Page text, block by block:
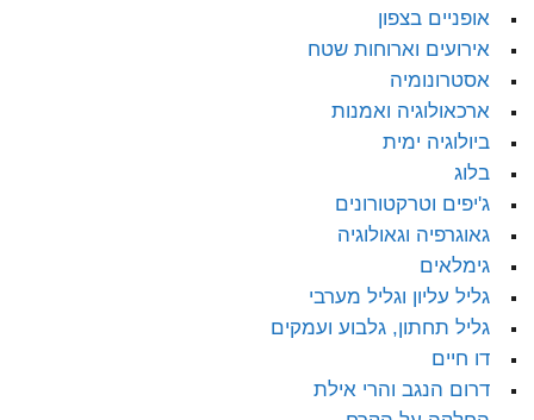
אופניים בצפון
אירועים וארוחות שטח
אסטרונומיה
ארכאולוגיה ואמנות
ביולוגיה ימית
בלוג
ג'יפים וטרקטורונים
גאוגרפיה וגאולוגיה
גימלאים
גליל עליון וגליל מערבי
גליל תחתון, גלבוע ועמקים
דו חיים
דרום הנגב והרי אילת